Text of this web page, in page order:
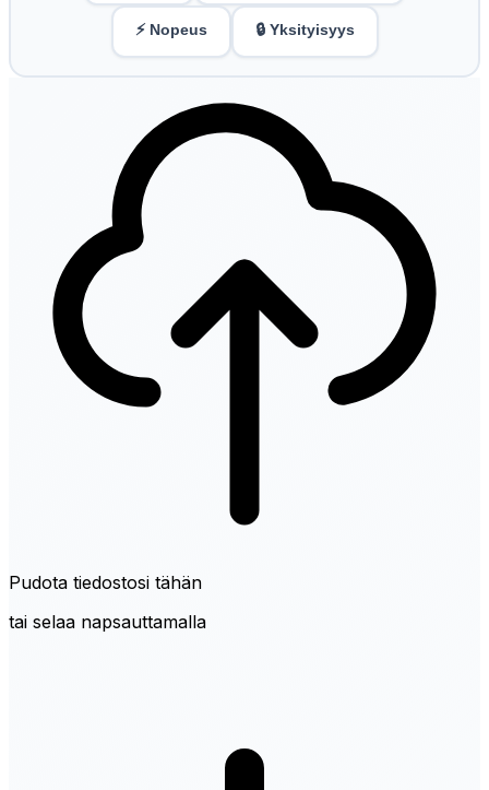
⚡ Nopeus 🔒 Yksityisyys
Pudota tiedostosi tähän
tai selaa napsauttamalla